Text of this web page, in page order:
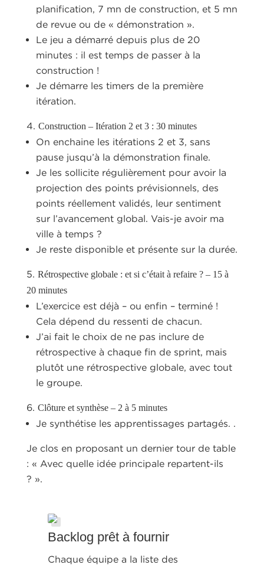
planification, 7 mn de construction, et 5 mn
de revue ou de « démonstration ».
Le jeu a démarré depuis plus de 20
minutes : il est temps de passer à la
construction !
Je démarre les timers de la première
itération.
Construction – Itération 2 et 3 : 30 minutes
On enchaine les itérations 2 et 3, sans
pause jusqu’à la démonstration finale.
Je les sollicite régulièrement pour avoir la
projection des points prévisionnels, des
points réellement validés, leur sentiment
sur l’avancement global. Vais-je avoir ma
ville à temps ?
Je reste disponible et présente sur la durée.
Rétrospective globale : et si c’était à refaire ? – 15 à
20 minutes
L’exercice est déjà – ou enfin – terminé !
Cela dépend du ressenti de chacun.
J’ai fait le choix de ne pas inclure de
rétrospective à chaque fin de sprint, mais
plutôt une rétrospective globale, avec tout
le groupe.
Clôture et synthèse – 2 à 5 minutes
Je synthétise les apprentissages partagés. .
Je clos en proposant un dernier tour de table
: « Avec quelle idée principale repartent-ils
? ».
Backlog prêt à fournir
Chaque équipe a la liste des